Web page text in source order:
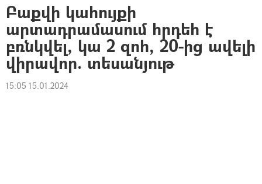
Բաքվի կահույքի
արտադրամասում հրդեհ է
բռնկվել, կա 2 զոհ, 20-ից ավելի
վիրավոր. տեսանյութ
15:05 15.01.2024